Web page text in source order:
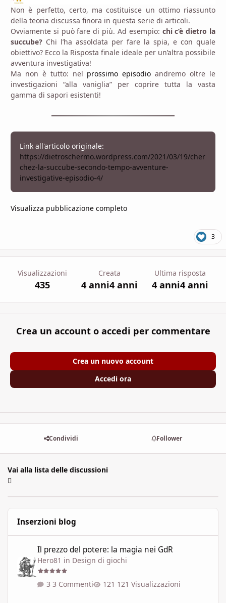
Non è perfetto, certo, ma costituisce un ottimo riassunto
della teoria discussa finora in questa serie di articoli.
Ovviamente si può fare di più. Ad esempio: chi c’è dietro la
succube? Chi l’ha assoldata per fare la spia, e con quale
obiettivo? Ecco la Risposta finale ideale per un’altra possibile
avventura investigativa!
Ma non è tutto: nel prossimo episodio andremo oltre le
investigazioni “alla vaniglia” per coprire tutta la vasta
gamma di sapori esistenti!
Link all'articolo originale:
https://dietroschermo.wordpress.com/2021/03/19/cher
chez-la-succube-secondo-tempo-avventure-
investigative-episodio-4/
Visualizza pubblicazione completo
3
Visualizzazioni
435
Creata
4 anni4 anni
Ultima risposta
4 anni4 anni
Crea un account o accedi per commentare
Crea un nuovo account
Accedi ora
Condividi Follower
Vai alla lista delle discussioni
Inserzioni blog
Il prezzo del potere: la magia nei GdR
Hero81 in Design di giochi
3 Commenti 121 Visualizzazioni